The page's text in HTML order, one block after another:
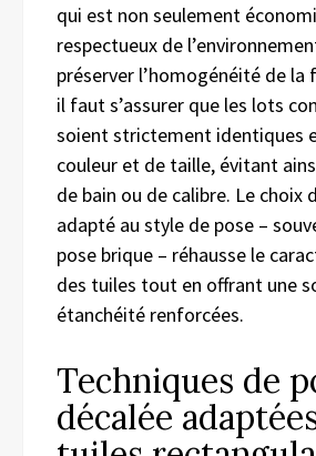
qui est non seulement
respectueux de
préserver l’homogénéité de la
il faut s’assurer que les lots
soient strictement identiques
couleur et de taille, évitant
de bain ou de calibre. Le choix
adapté au style de pose –
pose brique – réhausse le
des tuiles tout en offrant une
étanchéité renforcées.
Techniques de
décalée